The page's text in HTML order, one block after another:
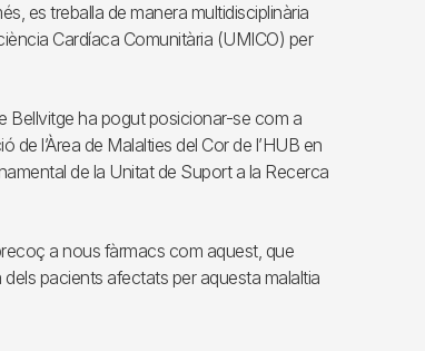
es treballa de manera multidisciplinària
Cardíaca Comunitària (UMICO) per
Bellvitge ha pogut posicionar-se com a
de l’Àrea de Malalties del Cor de l’HUB en
de la Unitat de Suport a la Recerca
a nous fàrmacs com aquest, que
pacients afectats per aquesta malaltia